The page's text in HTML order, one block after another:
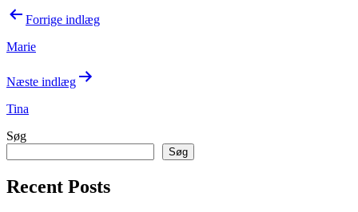
Indlægsnavigation
Forrige indlæg
Marie
Næste indlæg
Tina
Søg
Søg
Recent Posts